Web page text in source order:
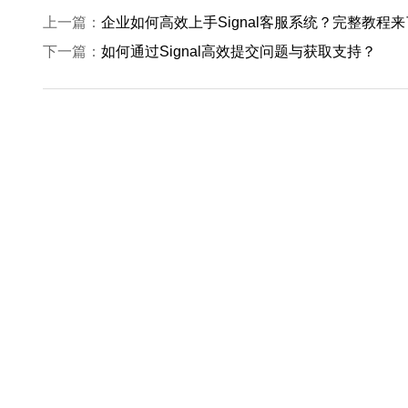
上一篇： 企业如何高效上手Signal客服系统？完整教程来
下一篇： 如何通过Signal高效提交问题与获取支持？